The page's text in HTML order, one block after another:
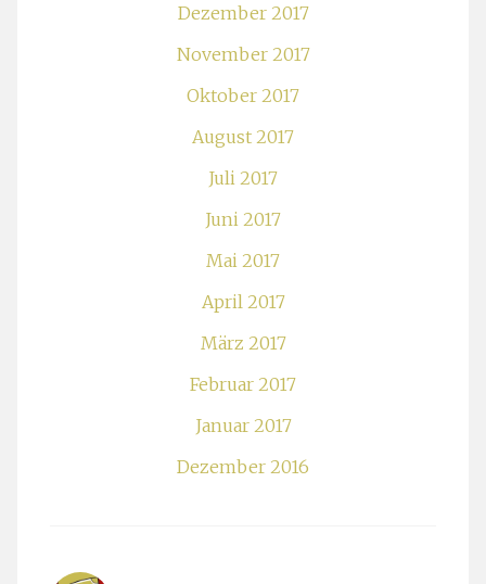
Dezember 2017
November 2017
Oktober 2017
August 2017
Juli 2017
Juni 2017
Mai 2017
April 2017
März 2017
Februar 2017
Januar 2017
Dezember 2016